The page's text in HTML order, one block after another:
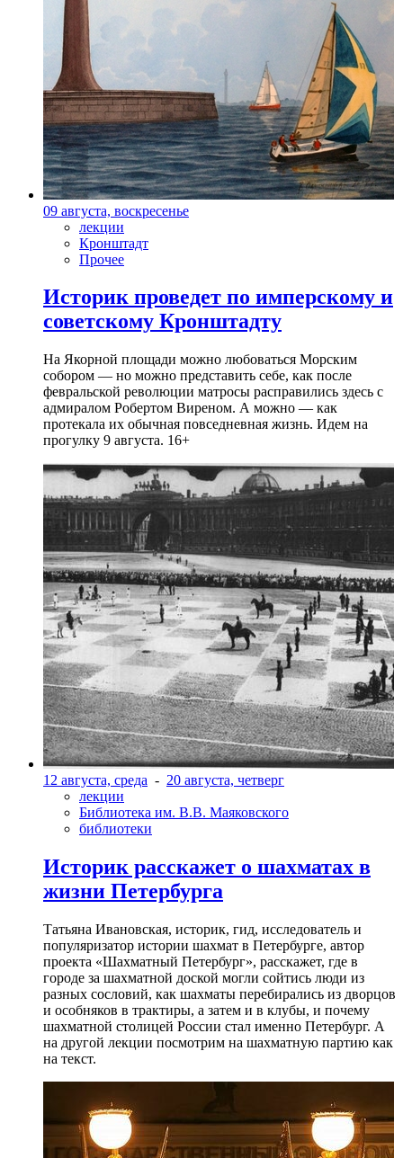
09 августа, воскресенье
лекции
Кронштадт
Прочее
Историк проведет по имперскому и
советскому Кронштадту
На Якорной площади можно любоваться Морским
собором — но можно представить себе, как после
февральской революции матросы расправились здесь с
адмиралом Робертом Виреном. А можно — как
протекала их обычная повседневная жизнь. Идем на
прогулку 9 августа. 16+
12 августа, среда - 20 августа, четверг
лекции
Библиотека им. В.В. Маяковского
библиотеки
Историк расскажет о шахматах в
жизни Петербурга
Татьяна Ивановская, историк, гид, исследователь и
популяризатор истории шахмат в Петербурге, автор
проекта «Шахматный Петербург», расскажет, где в
городе за шахматной доской могли сойтись люди из
разных сословий, как шахматы перебирались из дворцов
и особняков в трактиры, а затем и в клубы, и почему
шахматной столицей России стал именно Петербург. А
на другой лекции посмотрим на шахматную партию как
на текст.